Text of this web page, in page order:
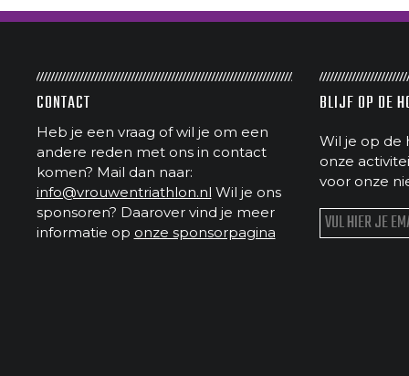
CONTACT
Heb je een vraag of wil je om een
andere reden met ons in contact
komen? Mail dan naar:
info@vrouwentriathlon.nl Wil je ons
sponsoren? Daarover vind je meer
informatie op onze sponsorpagina
BLIJF OP DE
Wil je op de
onze
voor onze